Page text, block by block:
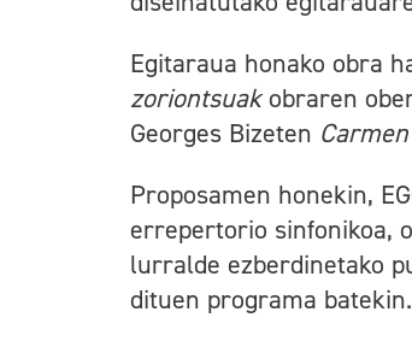
Egitaraua honako obra
zoriontsuakobraren
Georges Bizeten Carmen
Proposamen honekin,
errepertorio sinfonikoa,
lurralde ezberdinetako
dituen programa batekin.